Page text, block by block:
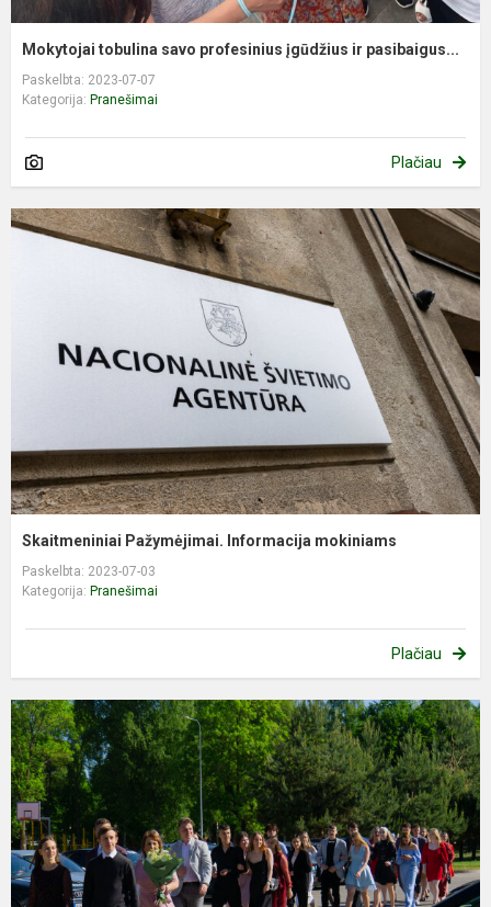
Mokytojai tobulina savo profesinius įgūdžius ir pasibaigus...
Paskelbta: 2023-07-07
Kategorija: Pranešimai
Plačiau
Skaitmeniniai Pažymėjimai. Informacija mokiniams
Paskelbta: 2023-07-03
Kategorija: Pranešimai
Plačiau